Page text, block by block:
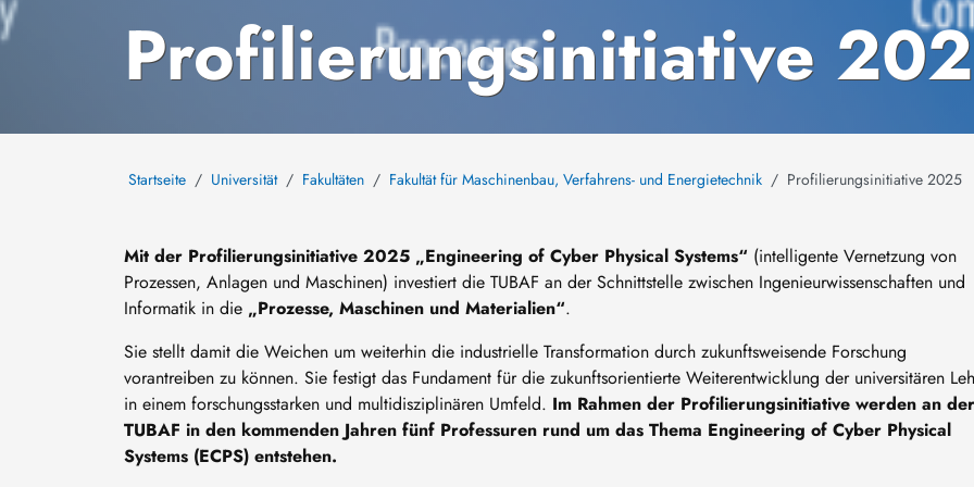
Profilierungsinitiative
Startseite Universität Fakultäten Fakultät für Maschinenbau, Verfahrens- und Energietechnik Profilierungsinitiative 2025
Mit der Profilierungsinitiative 2025 „Engineering of Cyber Physical Systems“ (intelligente Vernetzung von
Prozessen, Anlagen und Maschinen) investiert die TUBAF an der Schnittstelle zwischen Ingenieurwissenschaften und
Informatik in die „Prozesse, Maschinen und Materialien“.
Sie stellt damit die Weichen um weiterhin die industrielle Transformation durch zukunftsweisende Forschung
vorantreiben zu können. Sie festigt das Fundament für die zukunftsorientierte Weiterentwicklung der universitären
in einem forschungsstarken und multidisziplinären Umfeld. Im Rahmen der Profilierungsinitiative werden an der
TUBAF in den kommenden Jahren fünf Professuren rund um das Thema Engineering of Cyber Physical
Systems (ECPS) entstehen.